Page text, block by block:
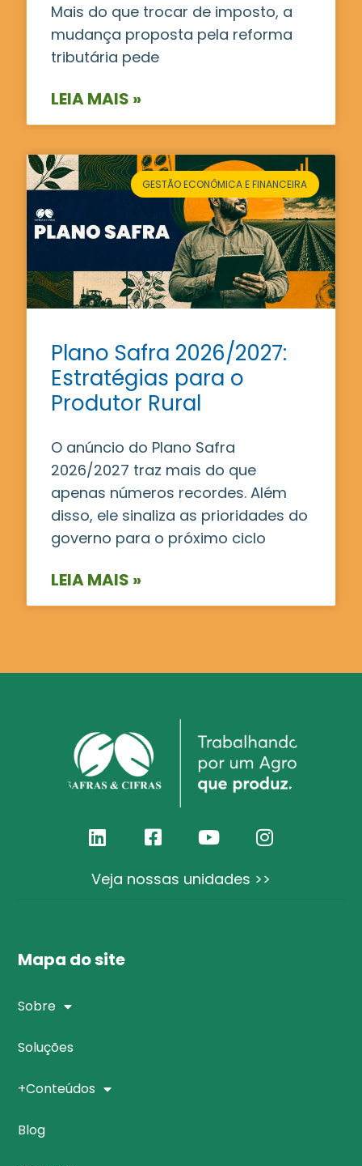
Mais do que trocar de imposto, a
mudança proposta pela reforma
tributária pede
LEIA MAIS »
GESTÃO ECONÔMICA E FINANCEIRA
Plano Safra 2026/2027:
Estratégias para o
Produtor Rural
O anúncio do Plano Safra
2026/2027 traz mais do que
apenas números recordes. Além
disso, ele sinaliza as prioridades do
governo para o próximo ciclo
LEIA MAIS »
Veja nossas unidades >>
Mapa do site
Sobre
Soluções
+Conteúdos
Blog